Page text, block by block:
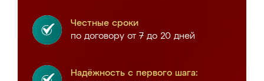
Честные сроки
по договору от 7 до 20 дней
Надёжность с первого шага: